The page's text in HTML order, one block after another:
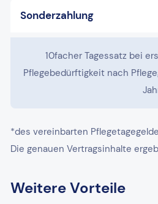
Sonderzahlung
10facher Tagessatz bei
Pflegebedürftigkeit nach
*des vereinbarten
Die genauen Vertragsinhalte
Weitere Vorteile